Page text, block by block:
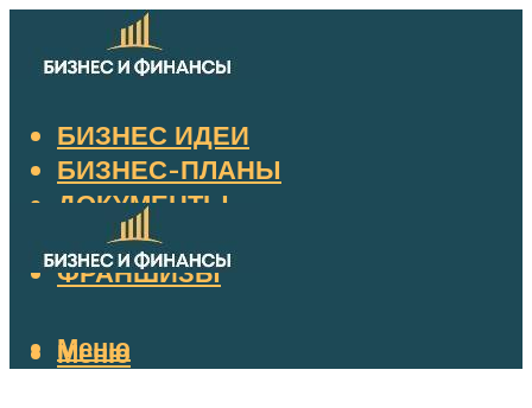
БИЗНЕС ИДЕИ
БИЗНЕС-ПЛАНЫ
ДОКУМЕНТЫ
НАЛОГИ
ФРАНШИЗЫ
Меню
Меню